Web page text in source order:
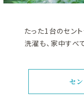
たった1台のセン
洗濯も、家中すべ
セ